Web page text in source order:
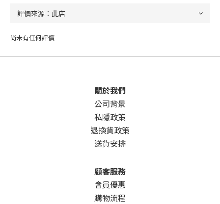
尚未有任何評價
關於我們
公司背景
私隱政策
退換貨政策
送貨安排
顧客服務
會員優惠
購物流程